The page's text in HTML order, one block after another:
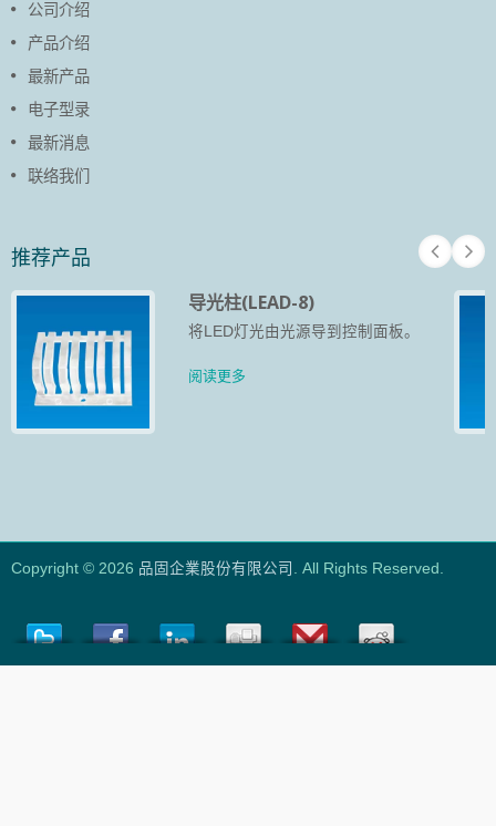
公司介绍
产品介绍
最新产品
电子型录
最新消息
联络我们
推荐产品
导光柱(LEAD-8)
将LED灯光由光源导到控制面板。
阅读更多
Copyright © 2026 品固企業股份有限公司 . All Rights Reserved.